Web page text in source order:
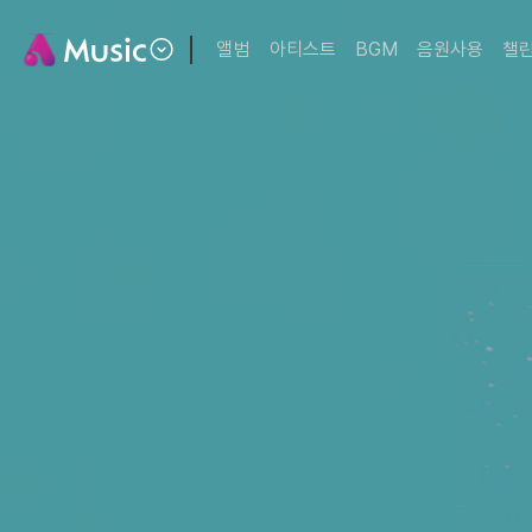
앨범 아티스트 BGM 음원사용 챌